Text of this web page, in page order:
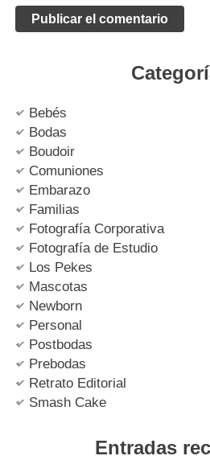
Bebés
Bodas
Boudoir
Comuniones
Embarazo
Familias
Fotografía Corporativa
Fotografía de Estudio
Los Pekes
Mascotas
Newborn
Personal
Postbodas
Prebodas
Retrato Editorial
Smash Cake
Entradas